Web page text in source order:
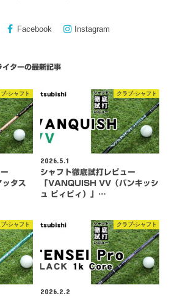
Facebook Instagram
イターの最新記事
-シャフト
タス
クラブ-シャフト
2026.5.1
シャフト徹底試打レビュー
「VANQUISH VV（バンキッシ
ュ ビィビィ）」…
-シャフト クラブ-シャフト
2026.2.2